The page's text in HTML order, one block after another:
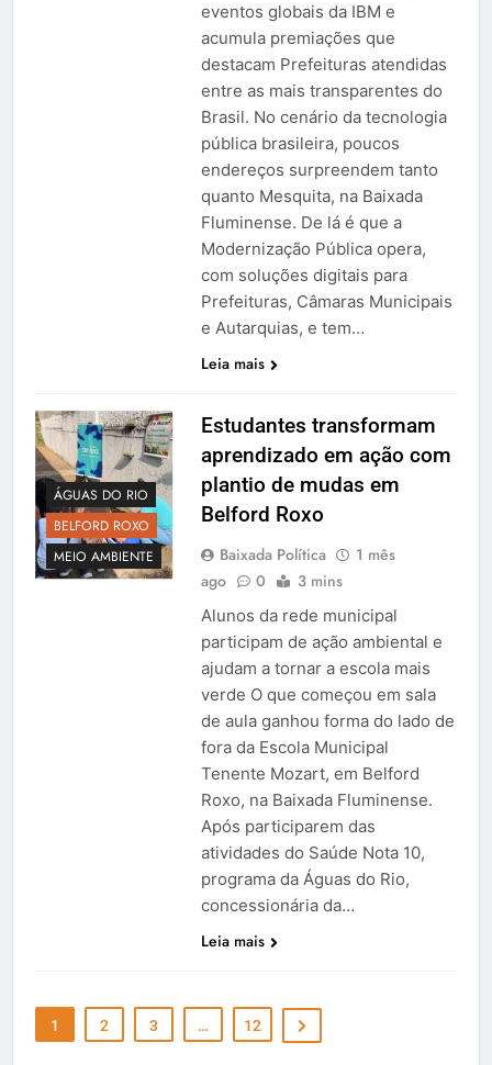
eventos globais da IBM e
acumula premiações que
destacam Prefeituras atendidas
entre as mais transparentes do
Brasil. No cenário da tecnologia
pública brasileira, poucos
endereços surpreendem tanto
quanto Mesquita, na Baixada
Fluminense. De lá é que a
Modernização Pública opera,
com soluções digitais para
Prefeituras, Câmaras Municipais
e Autarquias, e tem…
Leia mais
ÁGUAS DO RIO
BELFORD ROXO
MEIO AMBIENTE
Estudantes transformam
aprendizado em ação com
plantio de mudas em
Belford Roxo
Baixada Política
1 mês
ago
0 3 mins
Alunos da rede municipal
participam de ação ambiental e
ajudam a tornar a escola mais
verde O que começou em sala
de aula ganhou forma do lado de
fora da Escola Municipal
Tenente Mozart, em Belford
Roxo, na Baixada Fluminense.
Após participarem das
atividades do Saúde Nota 10,
programa da Águas do Rio,
concessionária da…
Leia mais
1 2 3 … 12